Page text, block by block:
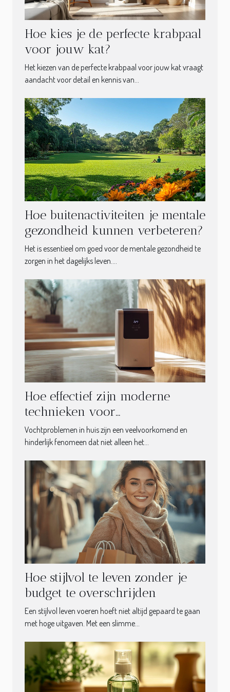
Hoe kies je de perfecte krabpaal
voor jouw kat?
Het kiezen van de perfecte krabpaal voor jouw kat vraagt
aandacht voor detail en kennis van...
Hoe buitenactiviteiten je mentale
gezondheid kunnen verbeteren?
Het is essentieel om goed voor de mentale gezondheid te
zorgen in het dagelijks leven....
Hoe effectief zijn moderne
technieken voor
vochtbestrijding?
Vochtproblemen in huis zijn een veelvoorkomend en
hinderlijk fenomeen dat niet alleen het...
Hoe stijlvol te leven zonder je
budget te overschrijden
Een stijlvol leven voeren hoeft niet altijd gepaard te gaan
met hoge uitgaven. Met een slimme...